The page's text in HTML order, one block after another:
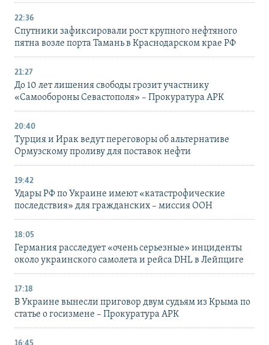
22:36
Спутники зафиксировали рост крупного нефтяного
пятна возле порта Тамань в Краснодарском крае РФ
21:27
До 10 лет лишения свободы грозит участнику
«Самообороны Севастополя» – Прокуратура АРК
20:40
Турция и Ирак ведут переговоры об альтернативе
Ормузскому проливу для поставок нефти
19:42
Удары РФ по Украине имеют «катастрофические
последствия» для гражданских – миссия ООН
18:05
Германия расследует «очень серьезные» инциденты
около украинского самолета и рейса DHL в Лейпциге
17:18
В Украине вынесли приговор двум судьям из Крыма по
статье о госизмене – Прокуратура АРК